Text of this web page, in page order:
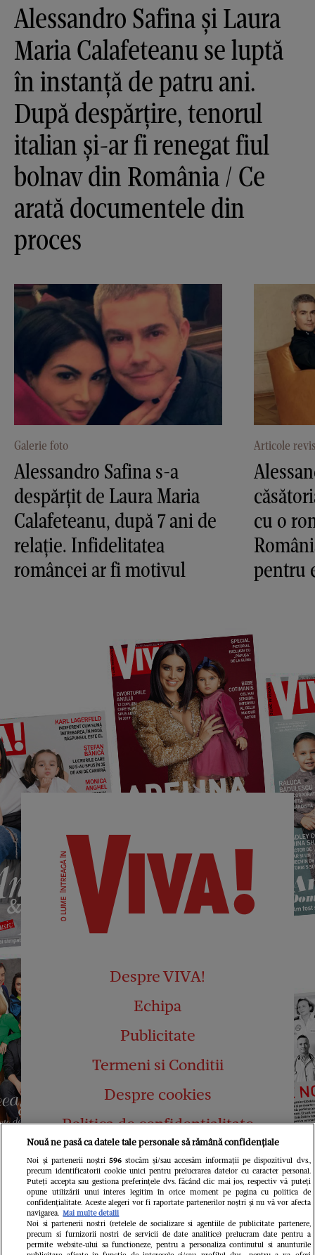
Alessandro Safina și Laura
Maria Calafeteanu se luptă
în instanță de patru ani.
După despărțire, tenorul
italian și-ar fi renegat fiul
bolnav din România / Ce
arată documentele din
proces
Galerie foto
Alessandro Safina s-a
despărțit de Laura Maria
Calafeteanu, după 7 ani de
relație. Infidelitatea
româncei ar fi motivul
Articole
cu o
pentru
Despre VIVA!
Echipa
Publicitate
Termeni si Conditii
Despre cookies
Politica de confidențialitate
Abonamente
Contact
Nouă ne pasă ca datele tale personale să rămână confidențiale
Noi și partenerii noștri 596stocăm și/sau accesăm informații pe dispozitivul dvs.,
precum identificatorii cookie unici pentru prelucrarea datelor cu caracter personal.
Puteți accepta sau gestiona preferințele dvs. făcând clic mai jos, respectiv vă puteți
opune utilizării unui interes legitim în orice moment pe pagina cu politica de
confidențialitate. Aceste alegeri vor fi raportate partenerilor noștri și nu vă vor afecta
navigarea. Mai multe detalii
Noi si partenerii nostri (retelele de socializare si agentiile de publicitate partenere,
precum si furnizorii nostri de servicii de date analitice) prelucram date pentru a
permite website-ului sa functioneze, pentru a personaliza continutul si anunturile